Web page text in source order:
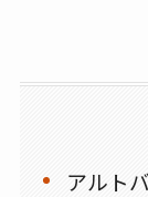
アルト